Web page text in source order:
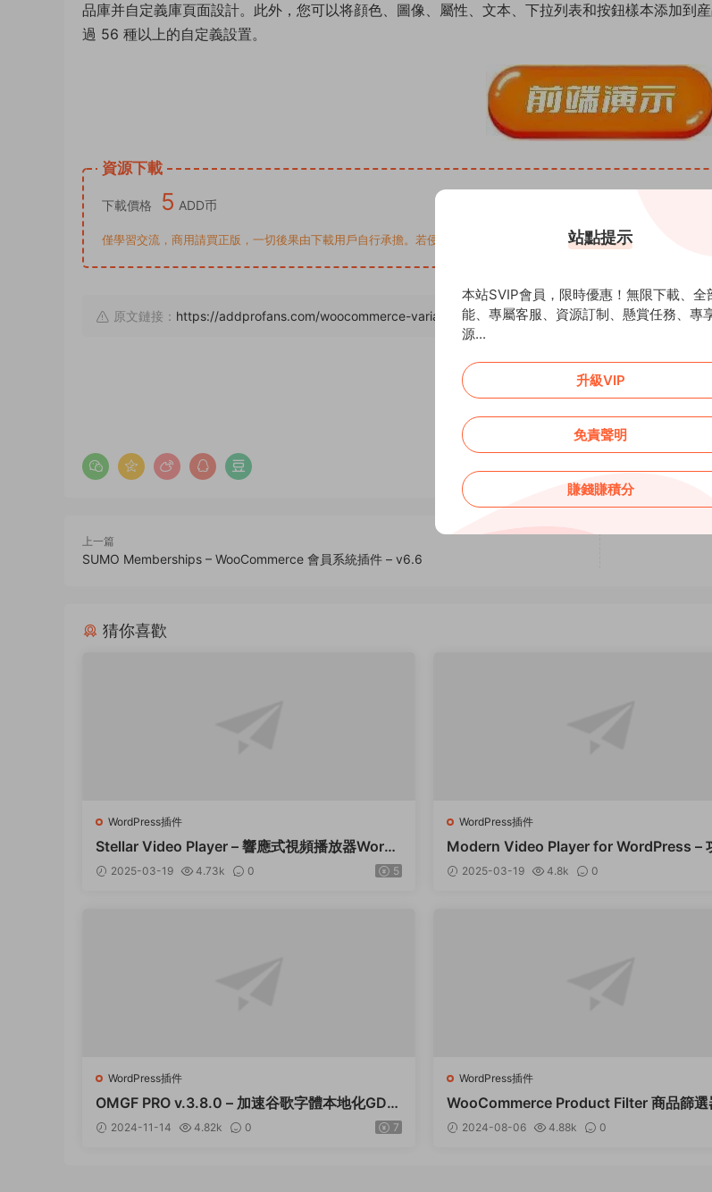
品庫并自定義庫頁面設計。此外，您可以将顔色、圖像、屬性、文本、下拉列表和按鈕樣本添加到
過 56 種以上的自定義設置。
資源下載
下載價格 5 ADD币
僅學習交流，商用請買正版，一切後果由下載用戶自行承擔。若侵犯了您的權益，請來信通知Email:
原文鏈接： https://addprofans.com/woocommerce-variation-swatches-and-additional-gallery/，轉載請
上一篇
SUMO Memberships – WooCommerce 會員系統插件 – v6.6
猜你喜歡
WordPress插件
Stellar Video Player – 響應式視頻播放器WordP
ress插件 – v2.9
2025-03-19 4.73k 0 5
WordPress插件
Modern Video Player for WordPress –
大的視頻和音頻播放器 – v10.21
2025-03-19 4.8k 0
WordPress插件
OMGF PRO v.3.8.0 – 加速谷歌字體本地化GDP
R優化 破解版插件下載
2024-11-14 4.82k 0 7
WordPress插件
WooCommerce Product Filter 商品篩選
dPress插件 – v8.3.0
2024-08-06 4.88k 0
站點提示
本站SVIP會員，限時優惠！無限下載、全
能、專屬客服、資源訂制、懸賞任務、專
源...
升級VIP
免責聲明
賺錢賺積分